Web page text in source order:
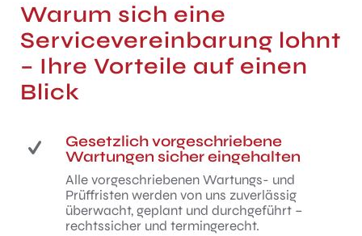
Warum sich eine
Servicevereinbarung lohnt
– Ihre Vorteile auf einen
Blick
Gesetzlich vorgeschriebene
Wartungen sicher eingehalten
Alle vorgeschriebenen Wartungs- und
Prüffristen werden von uns zuverlässig
überwacht, geplant und durchgeführt –
rechtssicher und termingerecht.